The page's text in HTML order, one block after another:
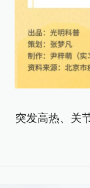
突发高热、关